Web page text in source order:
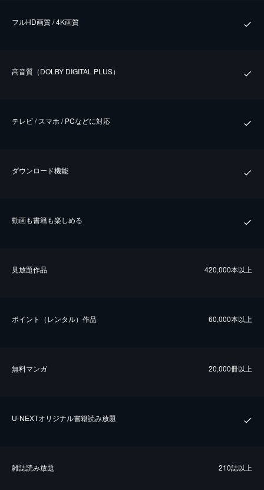
フルHD画質 / 4K画質
⾼⾳質（DOLBY DIGITAL PLUS）
テレビ / スマホ / PCなどに対応
ダウンロード機能
動画も書籍も楽しめる
⾒放題作品 420,000本以上
ポイント（レンタル）作品 60,000本以上
無料マンガ 20,000冊以上
U-NEXTオリジナル書籍読み放題
雑誌読み放題 210誌以上